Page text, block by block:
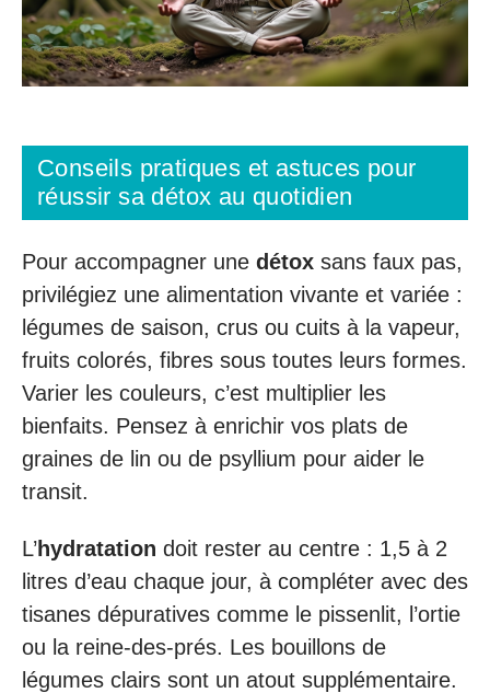
Conseils pratiques et astuces pour
réussir sa détox au quotidien
Pour accompagner une détox sans faux pas,
privilégiez une alimentation vivante et variée :
légumes de saison, crus ou cuits à la vapeur,
fruits colorés, fibres sous toutes leurs formes.
Varier les couleurs, c’est multiplier les
bienfaits. Pensez à enrichir vos plats de
graines de lin ou de psyllium pour aider le
transit.
L’hydratation doit rester au centre : 1,5 à 2
litres d’eau chaque jour, à compléter avec des
tisanes dépuratives comme le pissenlit, l’ortie
ou la reine-des-prés. Les bouillons de
légumes clairs sont un atout supplémentaire.